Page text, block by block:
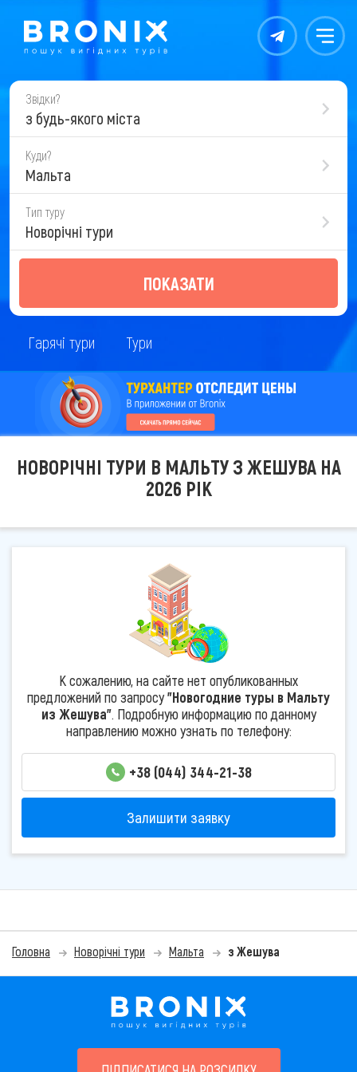
Контакты Меню
Звідки?
з будь-якого міста
Куди?
Мальта
Тип туру
Новорічні тури
ПОКАЗАТИ
Гарячі тури Тури
НОВОРІЧНІ ТУРИ В МАЛЬТУ З ЖЕШУВА НА
2026 РІК
К сожалению, на сайте нет опубликованных
предложений по запросу"Новогодние туры в Мальту
из Жешува". Подробную информацию по данному
направлению можно узнать по телефону:
+38 (044) 344-21-38
Залишити заявку
Головна Новорічні тури Мальта з Жешува